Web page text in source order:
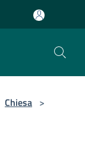
Chiesa >